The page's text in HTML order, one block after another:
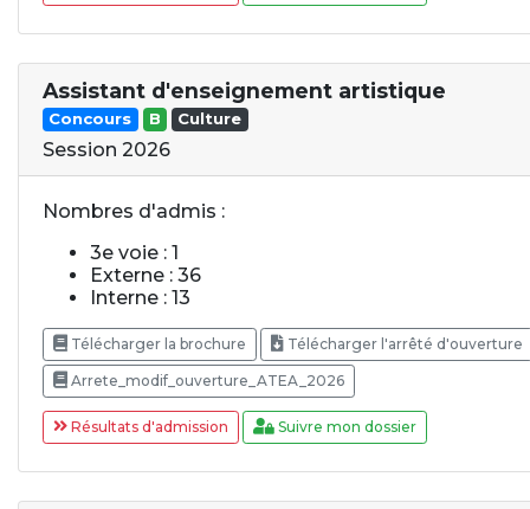
Assistant d'enseignement artistique
Concours B Culture
Session 2026
Nombres d'admis :
3e voie : 1
Externe : 36
Interne : 13
Télécharger la brochure Télécharger l'arrêté d'ouverture
Arrete_modif_ouverture_ATEA_2026
Résultats d'admission Suivre mon dossier